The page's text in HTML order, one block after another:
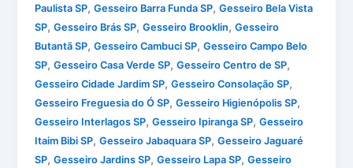
Paulista SP,Gesseiro Barra Funda SP,Gesseiro Bela Vista
SP,Gesseiro Brás SP,Gesseiro Brooklin,Gesseiro
Butantã SP,Gesseiro Cambuci SP,Gesseiro Campo Belo
SP,Gesseiro Casa Verde SP,Gesseiro Centro de SP,
Gesseiro Cidade Jardim SP,Gesseiro Consolação SP,
Gesseiro Freguesia do Ó SP,Gesseiro Higienópolis SP,
Gesseiro Interlagos SP,Gesseiro Ipiranga SP,Gesseiro
Itaim Bibi SP,Gesseiro Jabaquara SP,Gesseiro Jaguaré
SP,Gesseiro Jardins SP,Gesseiro Lapa SP,Gesseiro